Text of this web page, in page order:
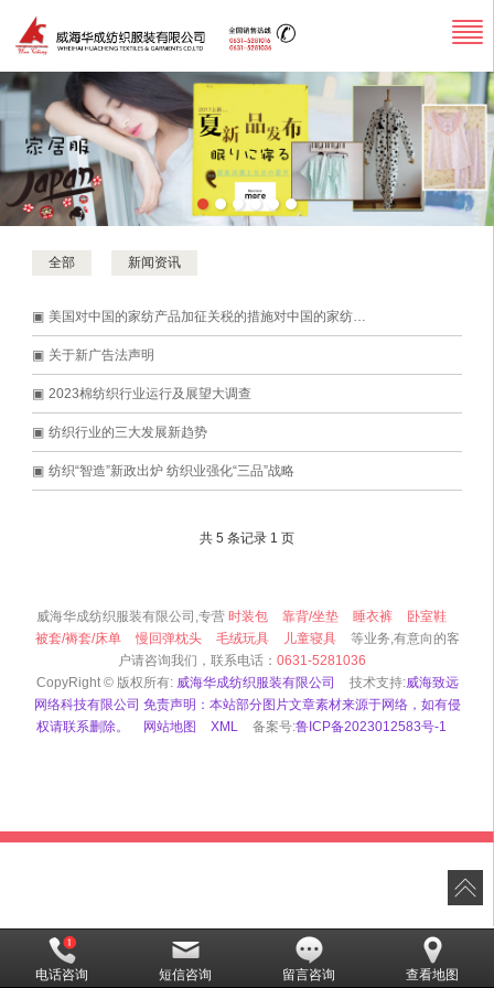
全部 新闻资讯
美国对中国的家纺产品加征关税的措施对中国的家纺行业有哪些影响？
关于新广告法声明
2023棉纺织行业运行及展望大调查
纺织行业的三大发展新趋势
纺织“智造”新政出炉 纺织业强化“三品”战略
共 5 条记录 1 页
威海华成纺织服装有限公司,专营 时装包 靠背/坐垫 睡衣裤
卧室鞋
被套/褥套/床单
慢回弹枕头 毛绒玩具 儿童寝具
等业务,有意向的客
户请咨询我们，联系电话： 0631-5281036
CopyRight © 版权所有: 威海华成纺织服装有限公司 技术支持:威海致远
网络科技有限公司 免责声明：本站部分图片文章素材来源于网络，如有侵
权请联系删除。
网站地图 XML 备案号:鲁ICP备2023012583号-1
电话咨询 短信咨询 留言咨询 查看地图